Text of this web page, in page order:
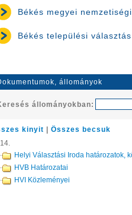
Békés megyei
Békés települési
állományok
állományokban:
kinyit |Összes becsuk
Helyi Választási Iroda határozatok,
HVB Határozatai
HVI Közleményei